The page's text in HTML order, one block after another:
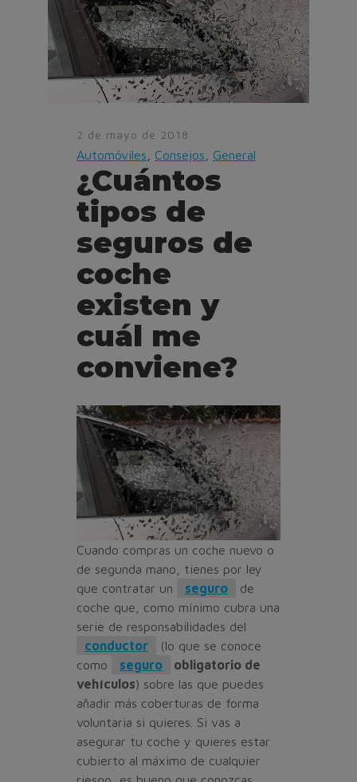
2 de mayo de 2018
Automóviles Consejos General
¿Cuántos
tipos de
seguros de
coche
existen y
cuál me
conviene?
Cuando compras un coche nuevo o
de segunda mano, tienes por ley
que contratar un
seguro
de
coche que, como mínimo cubra una
serie de responsabilidades del
conductor
(lo que se conoce
como
seguro
obligatorio de
vehículos) sobre las que puedes
añadir más coberturas de forma
voluntaria si quieres. Si vas a
asegurar tu coche y quieres estar
cubierto al máximo de cualquier